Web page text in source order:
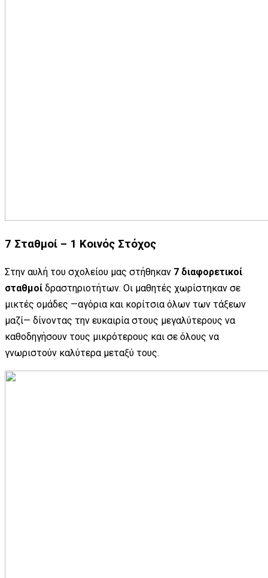
7 Σταθμοί – 1 Κοινός Στόχος
Στην αυλή του σχολείου μας στήθηκαν 7 διαφορετικοί
σταθμοί δραστηριοτήτων. Οι μαθητές χωρίστηκαν σε
μικτές ομάδες —αγόρια και κορίτσια όλων των τάξεων
μαζί— δίνοντας την ευκαιρία στους μεγαλύτερους να
καθοδηγήσουν τους μικρότερους και σε όλους να
γνωριστούν καλύτερα μεταξύ τους.